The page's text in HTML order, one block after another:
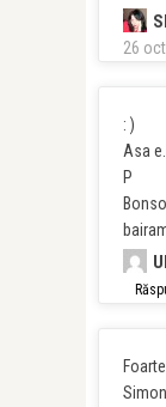
26
: )
Asa
P